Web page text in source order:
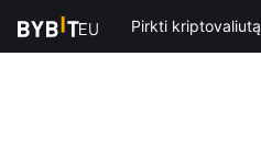
Pirkti kriptovaliutą